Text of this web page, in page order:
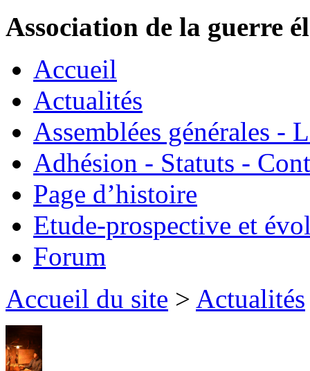
Association de la guerre
Accueil
Actualités
Assemblées générales -
Adhésion - Statuts -
Page d’histoire
Etude-prospective et
Forum
Accueil du site > Actualités